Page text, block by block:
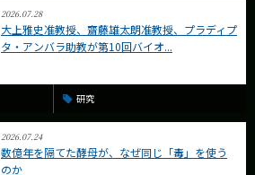
2026.07.28
大上雅史准教授、齋藤雄太朗准教授、プラディプ
タ・アンバラ助教が第10回バイオ...
研究
2026.07.24
数億年を隔てた酵母が、なぜ同じ「毒」を使う
のか